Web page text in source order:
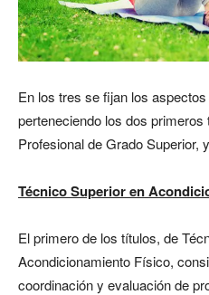
En los tres se fijan los
perteneciendo los dos
Profesional de Grado Superior,
Técnico Superior en
El primero de los títulos, de
Acondicionamiento Físico,
coordinación y evaluación de